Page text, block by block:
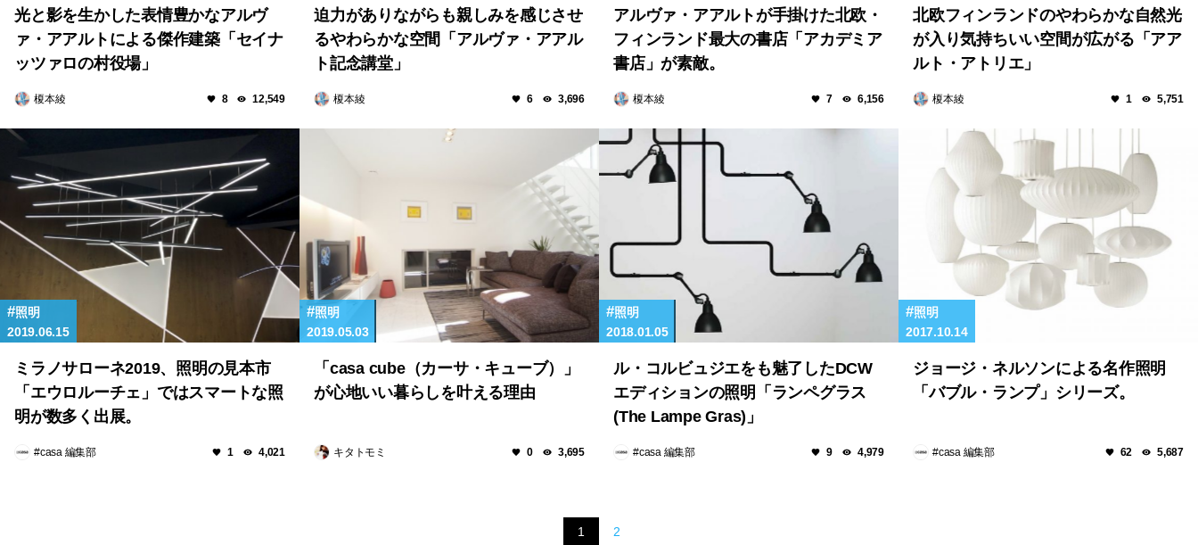
光と影を生かした表情豊かなアルヴ
ァ・アアルトによる傑作建築「セイナ
ッツァロの村役場」
榎本綾 8 12,549
迫力がありながらも親しみを感じさせ
るやわらかな空間「アルヴァ・アアル
ト記念講堂」
榎本綾 6 3,696
アルヴァ・アアルトが手掛けた北欧・
フィンランド最大の書店「アカデミア
書店」が素敵。
榎本綾 7 6,156
北欧フィンランドのやわらかな自然光
が入り気持ちいい空間が広がる「アア
ルト・アトリエ」
榎本綾 1 5,751
照明
2019.06.15
ミラノサローネ2019、照明の見本市
「エウロルーチェ」ではスマートな照
明が数多く出展。
#casa 編集部 1 4,021
照明
2019.05.03
「casa cube（カーサ・キューブ）」
が心地いい暮らしを叶える理由
キタトモミ 0 3,695
照明
2018.01.05
ル・コルビュジエをも魅了したDCW
エディションの照明「ランペグラス
(The Lampe Gras)」
#casa 編集部 9 4,979
照明
2017.10.14
ジョージ・ネルソンによる名作照明
「バブル・ランプ」シリーズ。
#casa 編集部 62 5,687
1 2